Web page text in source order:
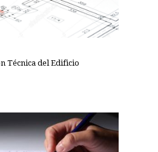
Técnica del Edificio